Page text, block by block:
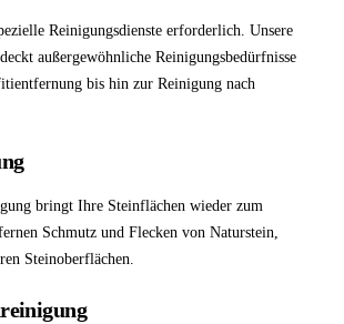
Reinigungsdienste erforderlich. Unsere
deckt außergewöhnliche Reinigungsbedürfnisse
bis hin zur Reinigung nach
bringt Ihre Steinflächen wieder zum
Schmutz und Flecken von Naturstein,
Steinoberflächen.